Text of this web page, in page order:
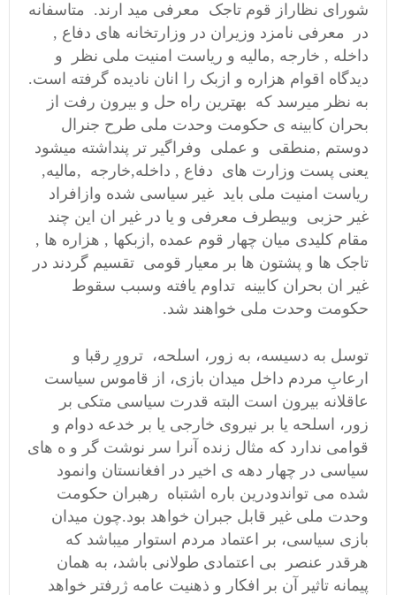
شورای نظاراز قوم تاجک معرفی مید ارند. متاسفانه
در معرفی نامزد وزیران در وزارتخانه های دفاع ,
داخله , خارجه ,مالیه و ریاست امنیت ملی نظر و
دیدگاه اقوام هزاره و ازبک را انان نادیده گرفته است.
به نظر میرسد که بهترین راه حل و بیرون رفت از
بحران کابینه ی حکومت وحدت ملی طرح جنرال
دوستم ,منطقی و عملی وفراگیر تر پنداشته میشود
یعنی پست وزارت های دفاع , داخله,خارجه ,مالیه,
ریاست امنیت ملی باید غیر سیاسی شده وازافراد
غیر حزبی وبیطرف معرفی و یا در غیر ان این چند
مقام کلیدی میان چهار قوم عمده ,ازبکها , هزاره ها ,
تاجک ها و پشتون ها بر معیار قومی تقسیم گردند در
غیر ان بحران کابینه تداوم یافته وسبب سقوط
حکومت وحدت ملی خواهند شد.
توسل به دسیسه، به زور، اسلحه، ترورِ رقبا و
ارعابِ مردم داخل میدان بازی، از قاموس سیاست
عاقلانه بیرون است البته قدرت سیاسی متکی بر
زور، اسلحه یا بر نیروی خارجی یا بر خدعه دوام و
قوامی ندارد که مثال زنده آنرا سر نوشت گر و ه های
سیاسی در چهار دهه ی اخیر در افغانستان وانمود
شده می تواندودرین باره اشتباه رهبران حکومت
وحدت ملی غیر قابل جبران خواهد بود.چون میدان
بازی سیاسی، بر اعتماد مردم استوار میباشد که
هرقدر عنصر بی اعتمادی طولانی باشد، به همان
پیمانه تاثیر آن بر افکار و ذهنیت عامه ژرفتر خواهد